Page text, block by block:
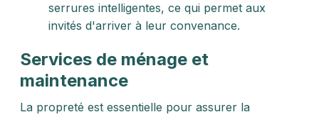
serrures intelligentes, ce qui permet aux
invités d'arriver à leur convenance.
Services de ménage et
maintenance
La propreté est essentielle pour assurer la